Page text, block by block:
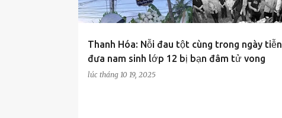
Thanh Hóa: Nỗi đau tột cùng trong ngày tiễn
đưa nam sinh lớp 12 bị bạn đâm tử vong
lúc tháng 10 19, 2025